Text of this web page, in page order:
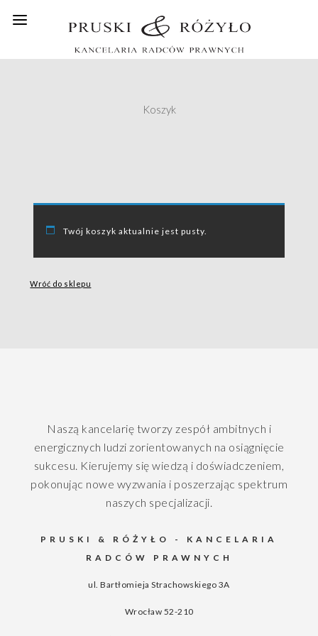
Koszyk
Twój koszyk aktualnie jest pusty.
Wróć do sklepu
Naszą kancelarię tworzy zespół ambitnych i
energicznych ludzi zorientowanych na osiągnięcie
sukcesu. Kierujemy się wiedzą i doświadczeniem,
pokonując nowe wyzwania i poszerzając spektrum
naszych specjalizacji.
PRUSKI & RÓŻYŁO - KANCELARIA
RADCÓW PRAWNYCH
ul. Bartłomieja Strachowskiego 3A
Wrocław 52-210